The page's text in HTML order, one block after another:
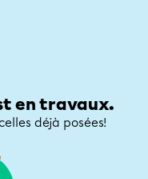
en travaux.
déjà posées!